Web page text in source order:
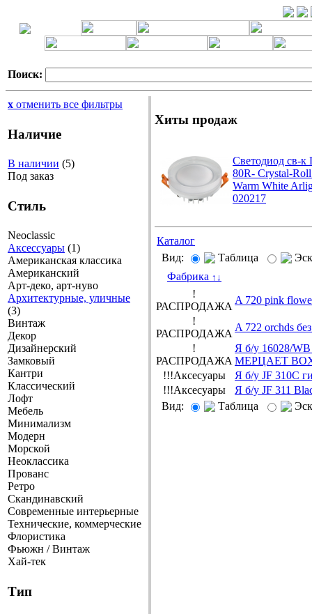
Поиск:
x отменить все фильтры
Наличие
В наличии (5)
Под заказ
Стиль
Neoclassic
Аксессуары (1)
Американская классика
Американский
Арт-деко, арт-нуво
Архитектурные, уличные
(3)
Винтаж
Декор
Дизайнерский
Замковый
Кантри
Классический
Лофт
Мебель
Минимализм
Модерн
Морской
Неоклассика
Прованс
Ретро
Скандинавский
Современные интерьерные
Технические, коммерческие
Флористика
Фьюжн / Винтаж
Хай-тек
Тип
Хиты продаж
Светодиод св-к
80R- Crystal-
Warm White
020217
Каталог
Вид:
Таблица
Фабрика ↑ ↓
!
РАСПРОДАЖА
A 720 pink
!
РАСПРОДАЖА
A 722 orchds
!
РАСПРОДАЖА
Я б/у 16028/
МЕРЦАЕТ
!!!Aксесуары
Я б/у JF 310C
!!!Aксесуары
Я б/у JF 311
Вид:
Таблица